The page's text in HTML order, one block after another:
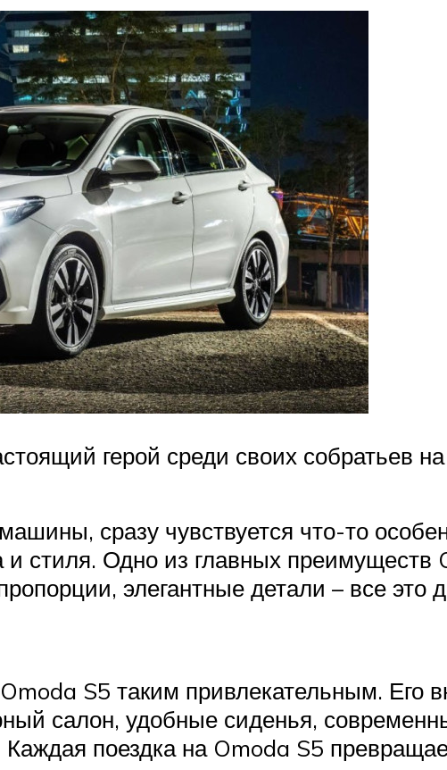
герой среди своих собратьев
сразу чувствуется что-то
стиля. Одно из главных преимуществ
элегантные детали – все это
S5 таким привлекательным. Его
салон, удобные сиденья,
поездка на Omoda S5